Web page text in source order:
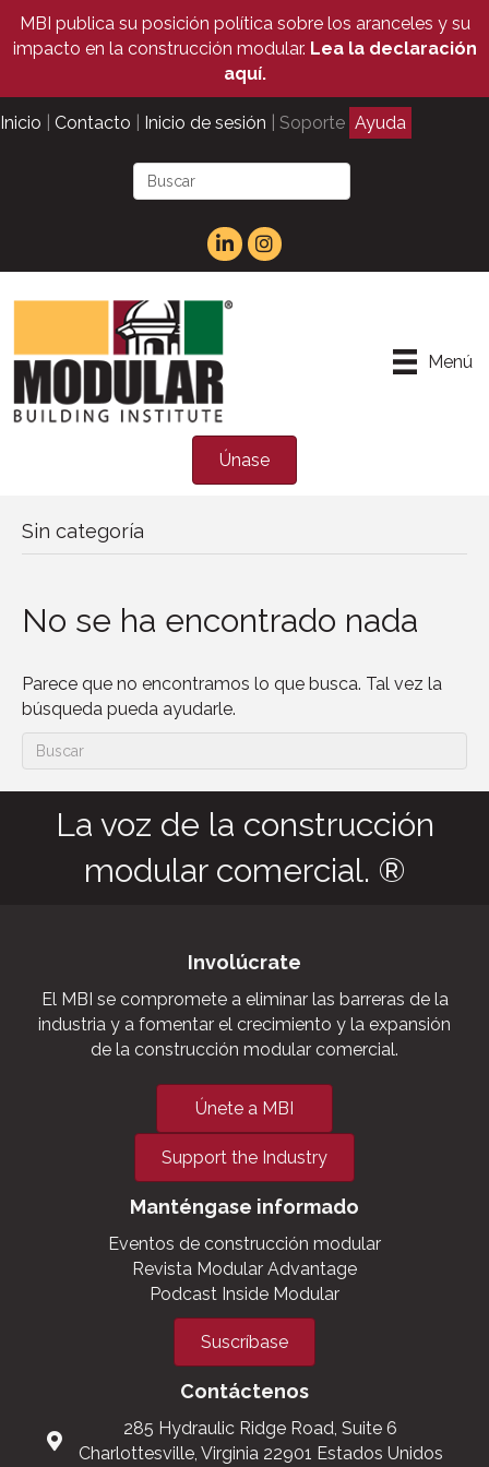
MBI publica su posición política sobre los aranceles y su
impacto en la construcción modular. Lea la declaración
aquí.
Inicio Contacto Inicio de sesión | Soporte Ayuda
Menú
Únase
Sin categoría
No se ha encontrado nada
Parece que no encontramos lo que busca. Tal vez la
búsqueda pueda ayudarle.
La voz de la construcción
modular comercial. ®
Involúcrate
El MBI se compromete a eliminar las barreras de la
industria y a fomentar el crecimiento y la expansión
de la construcción modular comercial.
Únete a MBI
Support the Industry
Manténgase informado
Eventos de construcción modular
Revista Modular Advantage
Podcast Inside Modular
Suscríbase
Contáctenos
285 Hydraulic Ridge Road, Suite 6
Charlottesville, Virginia 22901 Estados Unidos